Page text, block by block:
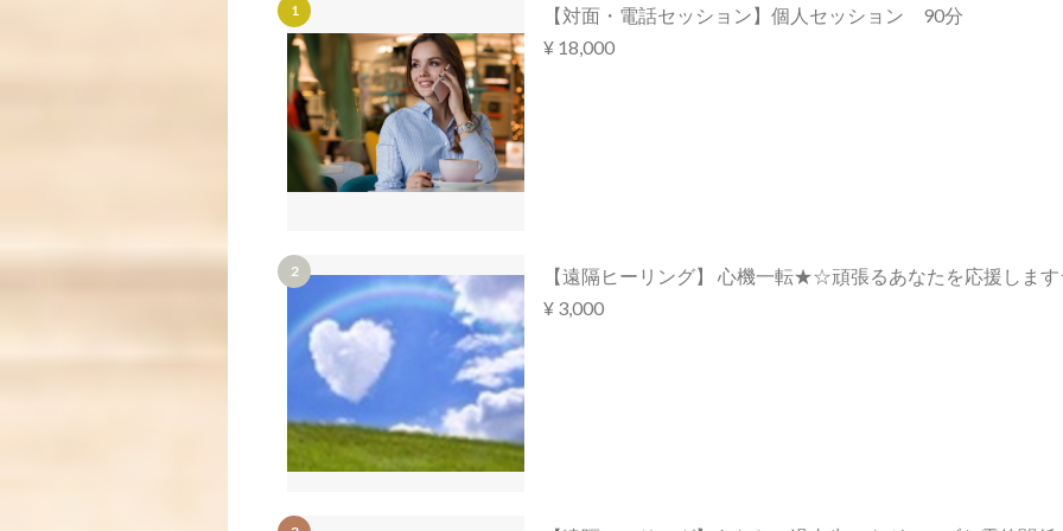
【対面・電話セッション】個人セッション 90分
¥ 18,000
【遠隔ヒーリング】 心機一転★☆頑張るあなたを応援しま
¥ 3,000